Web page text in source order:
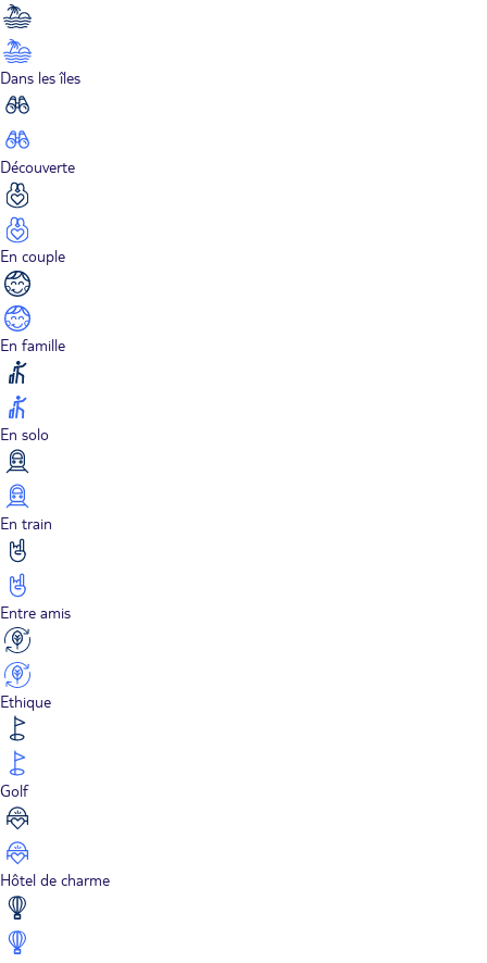
Dans les îles
Découverte
En couple
En famille
En solo
En train
Entre amis
Ethique
Golf
Hôtel de charme